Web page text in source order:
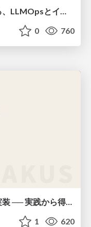
0 760
複数プロダクトで進めるAI機能実装 ── 実践から得たリアルな学びとロードマップ実現への挑戦 / AICon2026_yanari
1 620